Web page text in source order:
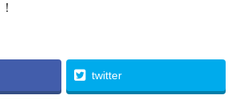
twitter